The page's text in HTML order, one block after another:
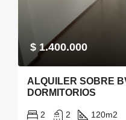
$ 1.400.000
ALQUILER SOBRE
DORMITORIOS
2 2 120m2